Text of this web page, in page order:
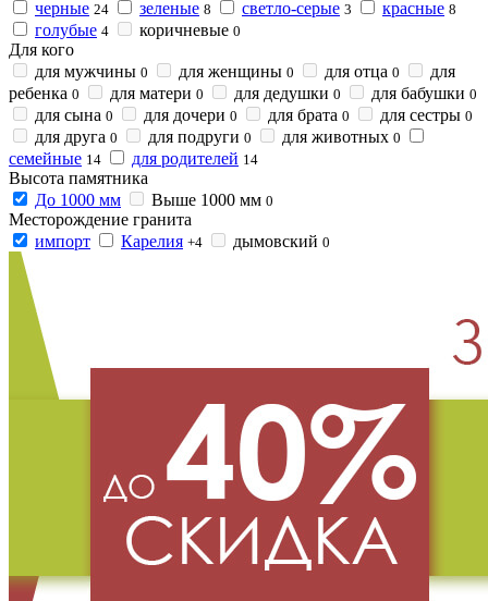
черные 24 зеленые 8 светло-серые 3 красные 8
голубые 4 коричневые 0
Для кого
для мужчины 0 для женщины 0 для отца 0
для
ребенка 0 для матери 0 для дедушки 0 для бабушки 0
для сына 0 для дочери 0 для брата 0 для сестры 0
для друга 0 для подруги 0 для животных 0
семейные 14 для родителей 14
Высота памятника
До 1000 мм
Выше 1000 мм 0
Месторождение гранита
импорт
Карелия +4 дымовский 0